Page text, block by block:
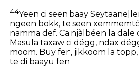
44Yeen ci seen baay
ngeen bokk, te seen
namma def. Ca njàlbéen la dale
Masula taxaw ci dëgg, ndax
moom. Buy fen, jikkoom la
te di baayu fen.